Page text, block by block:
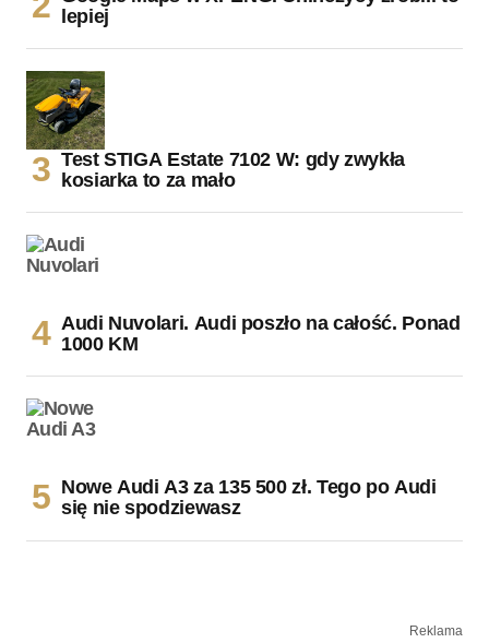
lepiej
Test STIGA Estate 7102 W: gdy zwykła
kosiarka to za mało
Audi Nuvolari. Audi poszło na całość. Ponad
1000 KM
Nowe Audi A3 za 135 500 zł. Tego po Audi
się nie spodziewasz
Reklama